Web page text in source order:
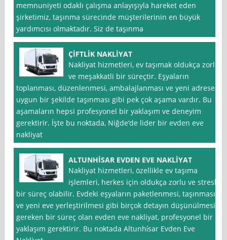
memnuniyeti odaklı çalışma anlayışıyla hareket eden
şirketimiz, taşınma sürecinde müşterilerinin en büyük
yardımcısı olmaktadır. Siz de taşınma
ÇİFTLİK NAKLİYAT
Nakliyat hizmetleri, ev taşımak oldukça zorlu
ve meşakkatli bir süreçtir. Eşyaların
toplanması, düzenlenmesi, ambalajlanması ve yeni adrese
uygun bir şekilde taşınması gibi pek çok aşama vardır. Bu
aşamaların hepsi profesyonel bir yaklaşım ve deneyim
gerektirir. İşte bu noktada, Niğde‘de lider bir evden eve
nakliyat
ALTUNHİSAR EVDEN EVE NAKLİYAT
Nakliyat hizmetleri, özellikle ev taşıma
işlemleri, herkes için oldukça zorlu ve stresli
bir süreç olabilir. Evdeki eşyaların paketlenmesi, taşınması
ve yeni eve yerleştirilmesi gibi birçok detayın düşünülmesi
gereken bir süreç olan evden eve nakliyat, profesyonel bir
yaklaşım gerektirir. Bu noktada Altunhi̇sar Evden Eve